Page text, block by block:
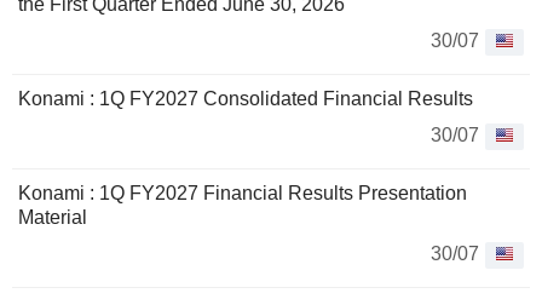
30/07
Konami : 1Q FY2027 Consolidated Financial Results
30/07
Konami : 1Q FY2027 Financial Results Presentation
Material
30/07